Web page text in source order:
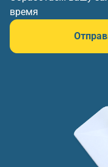
время